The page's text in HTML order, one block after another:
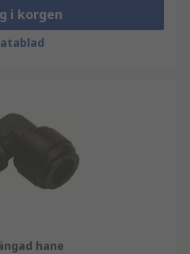
i korgen
hane